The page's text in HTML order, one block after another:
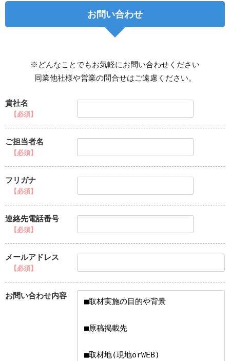
お問い合わせ
※どんなことでもお気軽にお問い合わせください
同業他社様や営業の問合せはご遠慮ください。
貴社名
【必須】
ご担当者名
【必須】
フリガナ
【必須】
連絡先電話番号
【必須】
メールアドレス
【必須】
お問い合わせ内容